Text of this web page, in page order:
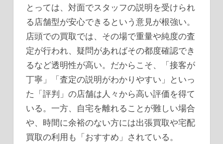
とっては、対面でスタッフの説明を受けられ
る店舗型が安心できるという意見が根強い。
店頭での買取では、その場で重量や純度の査
定が行われ、疑問があればその都度確認でき
るなど透明性が高い。だからこそ、「接客が
丁寧」「査定の説明がわかりやすい」といっ
た「評判」の店舗は人々から高い評価を得て
いる。一方、自宅を離れることが難しい場合
や、時間に余裕のない方には出張買取や宅配
買取の利用も「おすすめ」されている。